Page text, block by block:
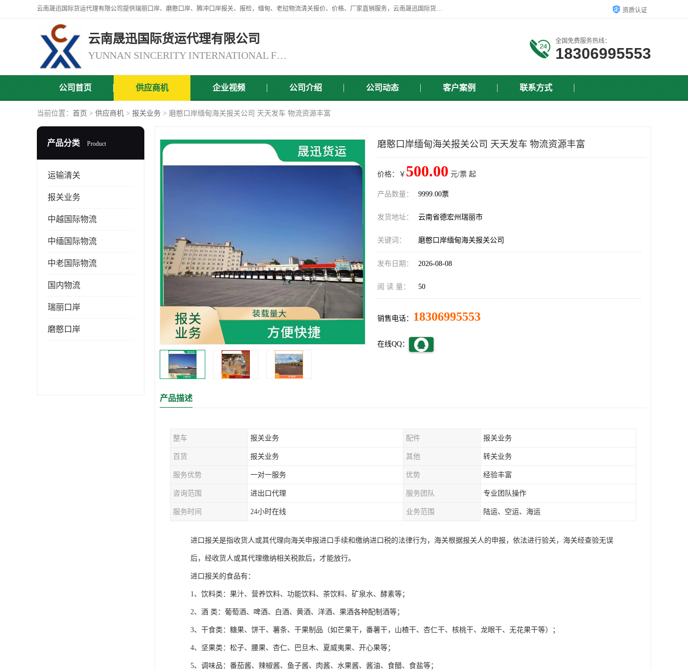
云南晟迅国际货运代理有限公司提供瑞丽口岸、磨憨口岸、腾冲口岸报关、报检，缅甸、老挝物流清关报价、价格、厂家直销服务，云南晟迅国际货运代理有限公司，由一支精通业务、经验丰富、责任心强的专业团队组建于,云南晟迅国际货运代理有限公司商铺。 资质认证
云南晟迅国际货运代理有限公司
YUNNAN SINCERITY INTERNATIONAL FREIGHT FOR WARDING CO.,LTD
全国免费服务热线：
18306995553
公司首页 供应商机 企业视频 公司介绍 公司动态 客户案例 联系方式
当前位置： 首页 > 供应商机 > 报关业务 > 磨憨口岸缅甸海关报关公司 天天发车 物流资源丰富
产品分类 Product
运输清关
报关业务
中越国际物流
中缅国际物流
中老国际物流
国内物流
瑞丽口岸
磨憨口岸
磨憨口岸缅甸海关报关公司 天天发车 物流资源丰富
价格：￥ 500.00 元/票 起
产品数量： 9999.00票
发货地址： 云南省德宏州瑞丽市
关键词： 磨憨口岸缅甸海关报关公司
发布日期： 2026-08-08
阅 读 量： 50
销售电话： 18306995553
在线QQ：
产品描述
整车 报关业务 配件 报关业务
百货 报关业务 其他 转关业务
服务优势 一对一服务 优势 经验丰富
咨询范围 进出口代理 服务团队 专业团队操作
服务时间 24小时在线 业务范围 陆运、空运、海运
进口报关是指收货人或其代理向海关申报进口手续和缴纳进口税的法律行为，海关根据报关人的申报，依法进行验关，海关经查验无误
后，经收货人或其代理缴纳相关税款后，才能放行。
进口报关的食品有：
1、饮料类：果汁、营养饮料、功能饮料、茶饮料、矿泉水、酵素等；
2、酒 类：葡萄酒、啤酒、白酒、黄酒、洋酒、果酒各种配制酒等；
3、干食类：糖果、饼干、薯条、干果制品（如芒果干，番薯干，山楂干、杏仁干、核桃干、龙眼干、无花果干等）；
4、坚果类：松子、腰果、杏仁、巴旦木、夏威夷果、开心果等；
5、调味品：番茄酱、辣椒酱、鱼子酱、肉酱、水果酱、酱油、食醋、食盐等；